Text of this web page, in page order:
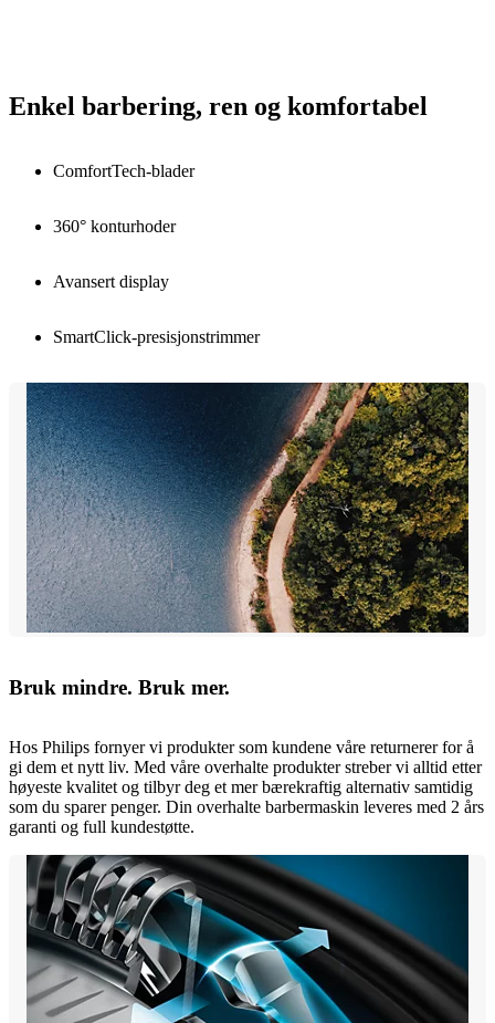
Enkel barbering, ren og komfortabel
ComfortTech-blader
360° konturhoder
Avansert display
SmartClick-presisjonstrimmer
Bruk mindre. Bruk mer.
Hos Philips fornyer vi produkter som kundene våre returnerer for å
gi dem et nytt liv. Med våre overhalte produkter streber vi alltid etter
høyeste kvalitet og tilbyr deg et mer bærekraftig alternativ samtidig
som du sparer penger. Din overhalte barbermaskin leveres med 2 års
garanti og full kundestøtte.